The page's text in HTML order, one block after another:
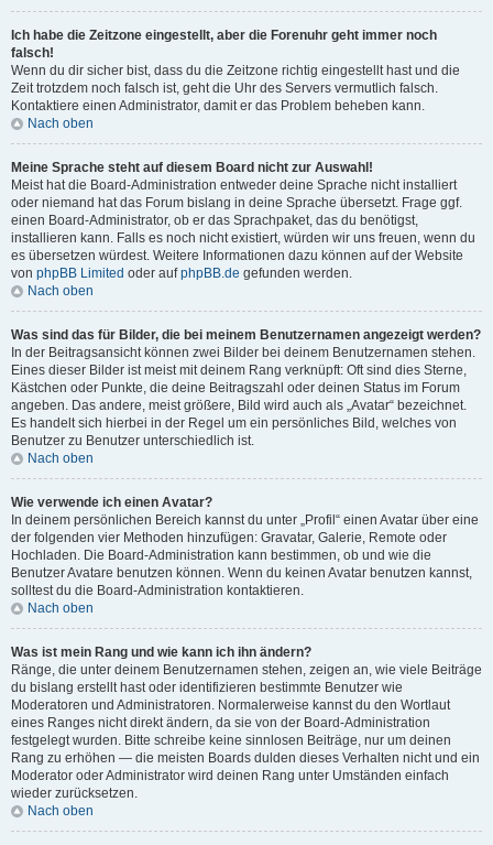
Ich habe die Zeitzone eingestellt, aber die Forenuhr geht immer noch
falsch!
Wenn du dir sicher bist, dass du die Zeitzone richtig eingestellt hast und die
Zeit trotzdem noch falsch ist, geht die Uhr des Servers vermutlich falsch.
Kontaktiere einen Administrator, damit er das Problem beheben kann.
Nach oben
Meine Sprache steht auf diesem Board nicht zur Auswahl!
Meist hat die Board-Administration entweder deine Sprache nicht installiert
oder niemand hat das Forum bislang in deine Sprache übersetzt. Frage ggf.
einen Board-Administrator, ob er das Sprachpaket, das du benötigst,
installieren kann. Falls es noch nicht existiert, würden wir uns freuen, wenn du
es übersetzen würdest. Weitere Informationen dazu können auf der Website
von phpBB Limited oder aufphpBB.de gefunden werden.
Nach oben
Was sind das für Bilder, die bei meinem Benutzernamen angezeigt werden?
In der Beitragsansicht können zwei Bilder bei deinem Benutzernamen stehen.
Eines dieser Bilder ist meist mit deinem Rang verknüpft: Oft sind dies Sterne,
Kästchen oder Punkte, die deine Beitragszahl oder deinen Status im Forum
angeben. Das andere, meist größere, Bild wird auch als „Avatar“ bezeichnet.
Es handelt sich hierbei in der Regel um ein persönliches Bild, welches von
Benutzer zu Benutzer unterschiedlich ist.
Nach oben
Wie verwende ich einen Avatar?
In deinem persönlichen Bereich kannst du unter „Profil“ einen Avatar über eine
der folgenden vier Methoden hinzufügen: Gravatar, Galerie, Remote oder
Hochladen. Die Board-Administration kann bestimmen, ob und wie die
Benutzer Avatare benutzen können. Wenn du keinen Avatar benutzen kannst,
solltest du die Board-Administration kontaktieren.
Nach oben
Was ist mein Rang und wie kann ich ihn ändern?
Ränge, die unter deinem Benutzernamen stehen, zeigen an, wie viele Beiträge
du bislang erstellt hast oder identifizieren bestimmte Benutzer wie
Moderatoren und Administratoren. Normalerweise kannst du den Wortlaut
eines Ranges nicht direkt ändern, da sie von der Board-Administration
festgelegt wurden. Bitte schreibe keine sinnlosen Beiträge, nur um deinen
Rang zu erhöhen — die meisten Boards dulden dieses Verhalten nicht und ein
Moderator oder Administrator wird deinen Rang unter Umständen einfach
wieder zurücksetzen.
Nach oben